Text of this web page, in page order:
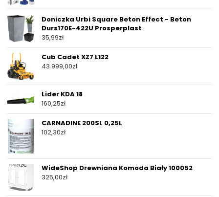
Doniczka Urbi Square Beton Effect - Beton
Durs170E-422U Prosperplast
35,99zł
Cub Cadet XZ7 L122
43 999,00zł
Lider KDA 18
160,25zł
CARNADINE 200SL 0,25L
102,30zł
WideShop Drewniana Komoda Biały 100052
325,00zł